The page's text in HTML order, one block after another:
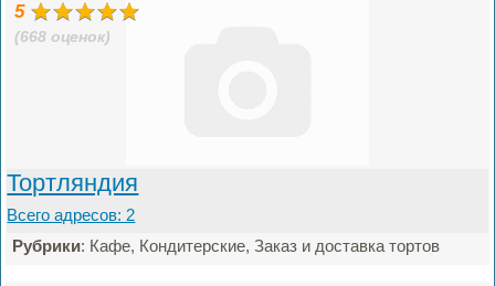
5
(668 оценок)
Тортляндия
Всего адресов: 2
Рубрики: Кафе, Кондитерские, Заказ и доставка тортов